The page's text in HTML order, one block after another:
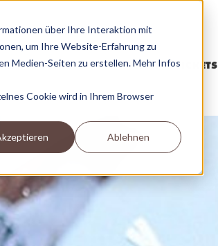
über Ihre Interaktion mit
um Ihre Website-Erfahrung zu
Medien-Seiten zu erstellen. Mehr Infos
Cookie wird in Ihrem Browser
Ablehnen
BUSINESS TV SHOP TICKETS